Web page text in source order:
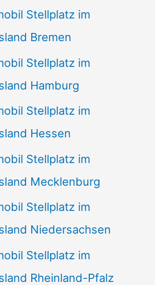
Stellplatz im
Bremen
Stellplatz im
Hamburg
Stellplatz im
Hessen
Stellplatz im
Mecklenburg
Stellplatz im
Niedersachsen
Stellplatz im
Rheinland-Pfalz